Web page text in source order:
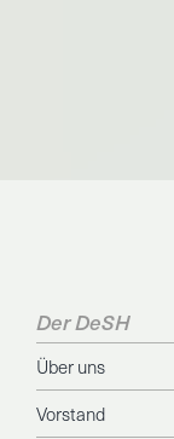
Der DeSH
Über uns
Vorstand